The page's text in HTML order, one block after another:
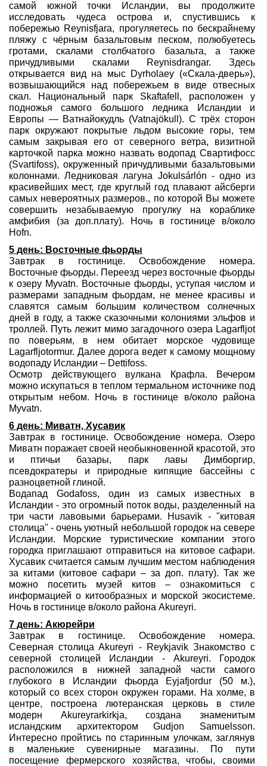
самой южной точки Исландии, вы продолжите
исследовать чудеса острова и, спустившись к
побережью Reynisfjara, прогуляетесь по бескрайнему
пляжу с чёрным базальтовым песком, полюбуетесь
гротами, скалами столбчатого базальта, а также
причудливыми скалами Reynisdrangar. Здесь
открывается вид на мыс Dyrholaey («Скала-дверь»),
возвышающийся над побережьем в виде отвесных
скал. Национальный парк Skaftafell, расположен у
подножья самого большого ледника Исландии и
Европы — Ватнайокудль (Vatnajökull). С трёх сторон
парк окружают покрытые льдом высокие горы, тем
самым закрывая его от северного ветра, визитной
карточкой парка можно назвать водопад Свартифосс
(Svartifoss), окруженный причудливыми базальтовыми
колоннами. Ледниковая лагунa Jokulsárlón - одно из
красивейших мест, где круглый год плавают айсберги
самых невероятных размеров., по которой Вы можете
совершить незабываемую прогулку на кораблике
амфибия (за доп.плату). Ночь в гостинице в/около
Hofn.
5 день: Восточные фьорды
Завтрак в гостинице. Освобождение номера.
Восточные фьорды. Перeезд через восточные фьорды
к озеру Myvatn. Восточные фьорды, уступая числом и
размерами западным фьордам, не менее красивы и
славятся самым большим количеством солнечных
дней в году, а также сказочными колониями эльфов и
троллей. Путь лежит мимо загадочного озера Lagarfljot
по поверьям, в нем обитает морское чудовище
Lagarfljotormur. Далее дорога ведет к самому мощному
водопаду Исландии – Dettifoss.
Осмотр действующего вулкана Крафла. Вечером
можно искупаться в теплом термальном источнике под
открытым небом. Ночь в гостинице в/около района
Myvatn.
6 день: Миватн, Хусавик
Завтрак в гостинице. Освобождение номера. Озеро
Миватн поражает своей необыкновенной красотой, это
и птичьи базары, парк лавы Димборгир,
псевдократеры и природные кипящие бассейны с
разноцветной глиной.
Водапад Godafoss, один из самых известных в
Исландии - это огромный поток воды, разделенный на
три части лавовыми барьерами. Husavik - "китовая
столица" - очень уютный небольшой городок на севере
Исландии. Морские туристические компании этого
городка приглашают отправиться на китовое сафари.
Хусавик считается самым лучшим местом наблюдения
за китами (китовое сафари – за доп. плату). Так же
можно посетить музей китов – ознакомиться с
информацией о китообразных и морской экосистеме.
Ночь в гостинице в/около района Akureyri.
7 день: Акюрейри
Завтрак в гостинице. Освобождение номера.
Северная столицa Akureyri - Reykjavik Знакомство с
северной столицей Исландии - Akureyri. Городок
расположился в нижней западной части самого
глубокого в Исландии фьорда Eyjafjordur (50 м.),
который со всех сторон окружен горами. На холме, в
центре, построена лютеранская церковь в стиле
модерн Akureyrarkirkja, создана знаменитым
исландским архитектором Gudjon Samuelsson.
Интересно пройтись по старинным улочкам, заглянув
в маленькие сувенирные магазины. По пути
посещение фермерского хозяйства, чтобы, своими